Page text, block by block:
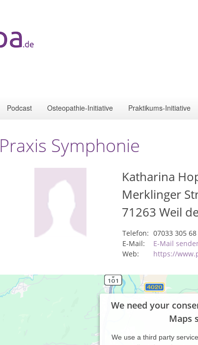
Podcast Osteopathie-Initiative Praktikums-Initiative
Praxis Symphonie
Katharina
Merklinger
71263 Weil
Telefon: 07033 305
E-Mail:
E-Mail
Web:
https://
We need your
Maps
We use a third party